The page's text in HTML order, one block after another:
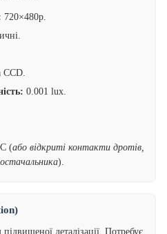
720×480p.
CCD.
0.001 lux.
(або відкриті контакти дротів,
).
деталізації. Потребує